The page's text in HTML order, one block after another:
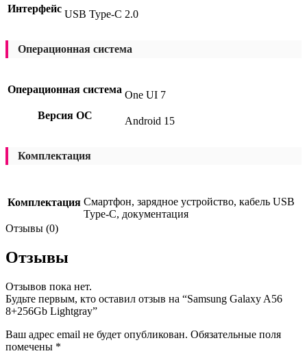
Интерфейс USB Type-C 2.0
Операционная система
Операционная система One UI 7
Версия ОС
Android 15
Комплектация
Комплектация Смартфон, зарядное устройство, кабель USB
Type-C, документация
Отзывы (0)
Отзывы
Отзывов пока нет.
Будьте первым, кто оставил отзыв на “Samsung Galaxy A56
8+256Gb Lightgray”
Ваш адрес email не будет опубликован. Обязательные поля
помечены *